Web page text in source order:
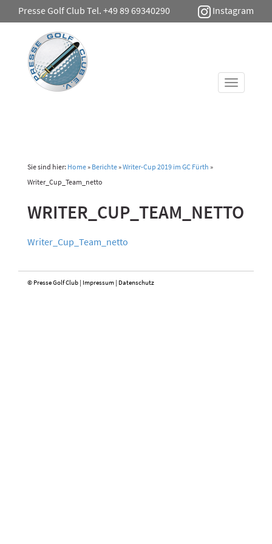
Presse Golf Club Tel. +49 89 69340290 Instagram
Toggle
Sie sind hier: Home» Berichte»Writer-Cup 2019 im GC Fürth »
Writer_Cup_Team_netto
WRITER_CUP_TEAM_NETTO
Writer_Cup_Team_netto
© Presse Golf Club | Impressum | Datenschutz